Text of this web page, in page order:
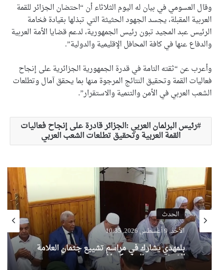
وقال العسومي في بيان له اليوم الثلاثاء أن “احتضان الجزائر للقمة
العربية المقبلة، يجسد الجهود الحثيثة التي تبذلها بقيادة فخامة
الرئيس عبد المجيد تبون رئيس الجمهورية، لدعم قضايا الأمة العربية
والدفاع عنها في كافة المحافل الإقليمية والدولية”.
وأعرب عن “ثقته التامة في قدرة الجمهورية الجزائرية على إنجاح
فعاليات القمة وتحقيق النتائج المرجوة منها بما يحقق آمال وتطلعات
الشعب العربي في الأمن والتنمية والاستقرار”.
رئيس البرلمان العربي :الجزائر قادرة على إنجاح فعاليات
القمة العربية وتحقيق تطلعات الشعب العربي
الحدث
الأحد, 9 أغسطس 2026, 10:35
بلمهدي يشارك في مراسم تشييع جثمان العلامة
الشيخ سعيد الحاج كعباش